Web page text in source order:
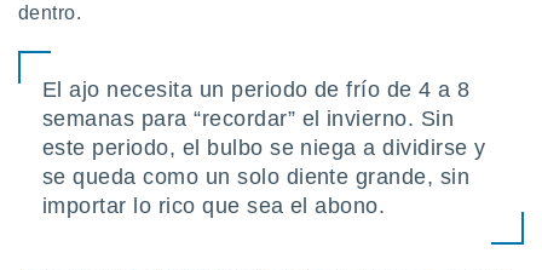
sean
el sitio
para
ni para
o
dentro.
El ajo necesita un periodo de frío de 4 a 8
semanas para “recordar” el invierno. Sin
este periodo, el bulbo se niega a dividirse y
se queda como un solo diente grande, sin
importar lo rico que sea el abono.